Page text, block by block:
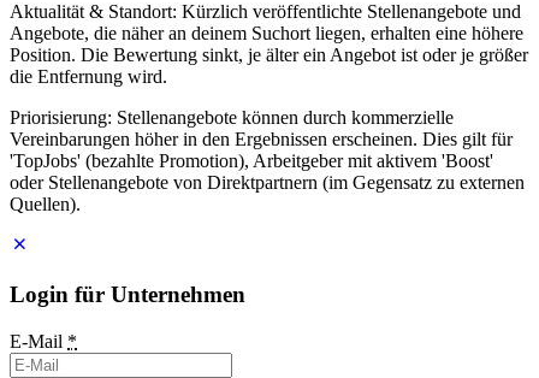
Aktualität & Standort: Kürzlich veröffentlichte Stellenangebote und
Angebote, die näher an deinem Suchort liegen, erhalten eine höhere
Position. Die Bewertung sinkt, je älter ein Angebot ist oder je größer
die Entfernung wird.
Priorisierung: Stellenangebote können durch kommerzielle
Vereinbarungen höher in den Ergebnissen erscheinen. Dies gilt für
'TopJobs' (bezahlte Promotion), Arbeitgeber mit aktivem 'Boost'
oder Stellenangebote von Direktpartnern (im Gegensatz zu externen
Quellen).
Login für Unternehmen
E-Mail *